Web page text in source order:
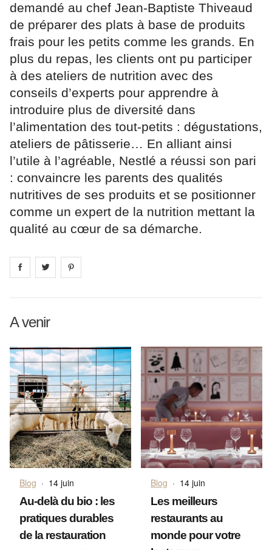
demandé au chef Jean-Baptiste Thiveaud
de préparer des plats à base de produits
frais pour les petits comme les grands. En
plus du repas, les clients ont pu participer
à des ateliers de nutrition avec des
conseils d’experts pour apprendre à
introduire plus de diversité dans
l’alimentation des tout-petits : dégustations,
ateliers de pâtisserie… En alliant ainsi
l’utile à l’agréable, Nestlé a réussi son pari
: convaincre les parents des qualités
nutritives de ses produits et se positionner
comme un expert de la nutrition mettant la
qualité au cœur de sa démarche.
Share on facebook
Share on
A venir
Blog · 14 juin
Au-delà du bio : les
pratiques durables
de la restauration
Blog · 14 juin
Les meilleurs
restaurants au
monde pour votre